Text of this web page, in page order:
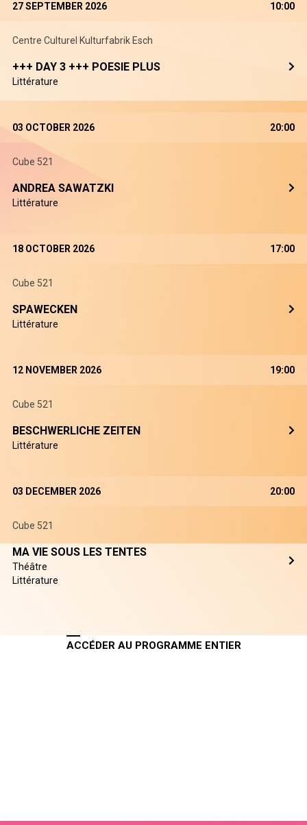
27 SEPTEMBER 2026 10:00
Centre Culturel Kulturfabrik Esch
+++ DAY 3 +++ POESIE PLUS
Littérature
03 OCTOBER 2026 20:00
Cube 521
ANDREA SAWATZKI
Littérature
18 OCTOBER 2026 17:00
Cube 521
SPAWECKEN
Littérature
12 NOVEMBER 2026 19:00
Cube 521
BESCHWERLICHE ZEITEN
Littérature
03 DECEMBER 2026 20:00
Cube 521
MA VIE SOUS LES TENTES
Théâtre
Littérature
ACCÉDER AU PROGRAMME ENTIER